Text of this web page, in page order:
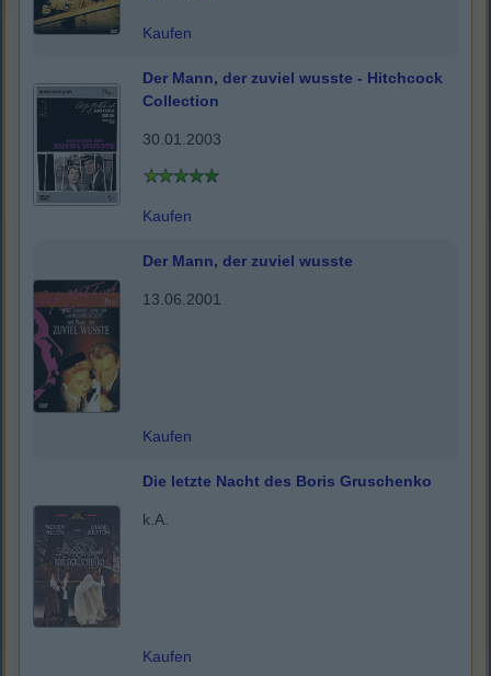
Kaufen
Der Mann, der zuviel wusste - Hitchcock
Collection
30.01.2003
Kaufen
Der Mann, der zuviel wusste
13.06.2001
Kaufen
Die letzte Nacht des Boris Gruschenko
k.A.
Kaufen